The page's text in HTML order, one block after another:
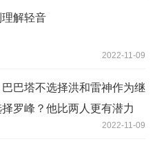
解轻音
2022-11-09
巴塔不选择洪和雷神作为继
罗峰？他比两人更有潜力
2022-11-09